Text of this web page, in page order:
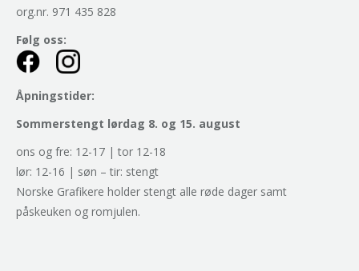
org.nr. 971 435 828
Følg oss:
Åpningstider:
Sommerstengt lørdag 8. og 15. august
ons og fre: 12-17 | tor 12-18
lør: 12-16 | søn – tir: stengt
Norske Grafikere holder stengt alle røde dager samt
påskeuken og romjulen.